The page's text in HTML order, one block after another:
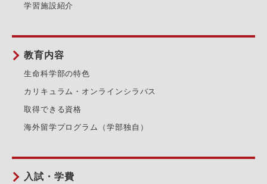
学習施設紹介
教育内容
生命科学部の特色
カリキュラム・オンラインシラバス
取得できる資格
海外留学プログラム（学部独自）
入試・学費